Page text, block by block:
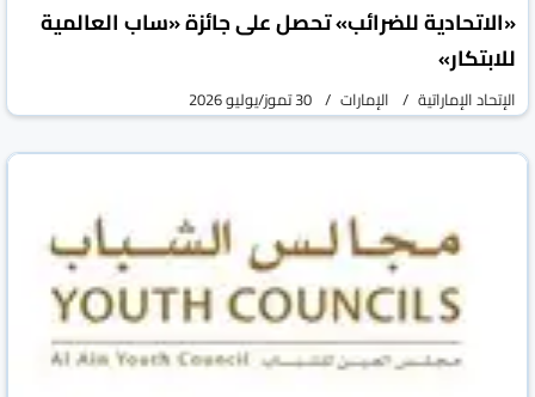
«الاتحادية للضرائب» تحصل على جائزة «ساب العالمية
للابتكار»
الإتحاد الإماراتية الإمارات 30 تموز/يوليو 2026